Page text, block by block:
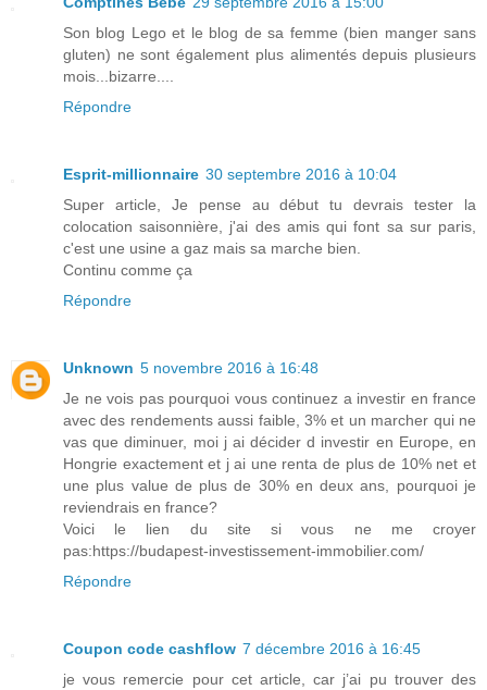
Son blog Lego et le blog de sa femme (bien manger sans
gluten) ne sont également plus alimentés depuis plusieurs
mois...bizarre....
Répondre
Esprit-millionnaire 30 septembre 2016 à 10:04
Super article, Je pense au début tu devrais tester la
colocation saisonnière, j'ai des amis qui font sa sur paris,
c'est une usine a gaz mais sa marche bien.
Continu comme ça
Répondre
Unknown 5 novembre 2016 à 16:48
Je ne vois pas pourquoi vous continuez a investir en france
avec des rendements aussi faible, 3% et un marcher qui ne
vas que diminuer, moi j ai décider d investir en Europe, en
Hongrie exactement et j ai une renta de plus de 10% net et
une plus value de plus de 30% en deux ans, pourquoi je
reviendrais en france?
Voici le lien du site si vous ne me croyer
pas:https://budapest-investissement-immobilier.com/
Répondre
Coupon code cashflow 7 décembre 2016 à 16:45
je vous remercie pour cet article, car j’ai pu trouver des